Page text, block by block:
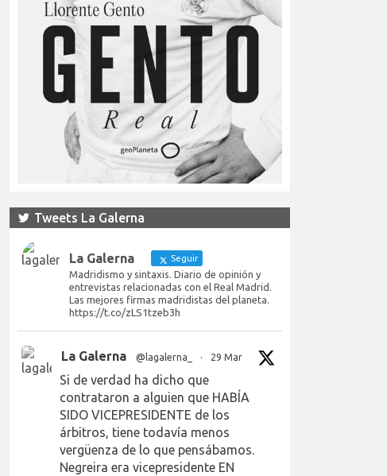
Tweets La Galerna
La Galerna Seguir
Madridismo y sintaxis. Diario de opinión y
entrevistas relacionadas con el Real Madrid.
Las mejores firmas madridistas del planeta.
https://t.co/zLS1tzeb3h
La Galerna @lagalerna_ · 29 Mar
Si de verdad ha dicho que
contrataron a alguien que HABÍA
SIDO VICEPRESIDENTE de los
árbitros, tiene todavía menos
vergüenza de lo que pensábamos.
Negreira era vicepresidente EN